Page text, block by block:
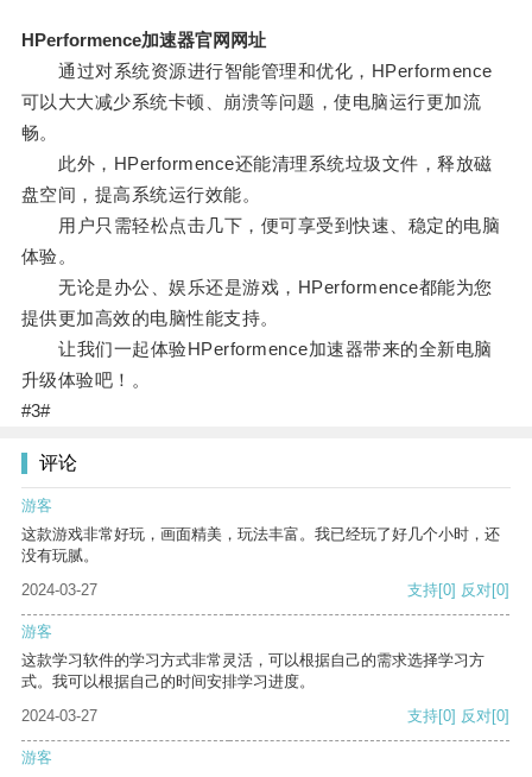
HPerformence加速器官网网址
通过对系统资源进行智能管理和优化，HPerformence
可以大大减少系统卡顿、崩溃等问题，使电脑运行更加流
畅。
此外，HPerformence还能清理系统垃圾文件，释放磁
盘空间，提高系统运行效能。
用户只需轻松点击几下，便可享受到快速、稳定的电脑
体验。
无论是办公、娱乐还是游戏，HPerformence都能为您
提供更加高效的电脑性能支持。
让我们一起体验HPerformence加速器带来的全新电脑
升级体验吧！。
#3#
评论
游客
这款游戏非常好玩，画面精美，玩法丰富。我已经玩了好几个小时，还
没有玩腻。
2024-03-27
支持[0] 反对[0]
游客
这款学习软件的学习方式非常灵活，可以根据自己的需求选择学习方
式。我可以根据自己的时间安排学习进度。
2024-03-27
支持[0] 反对[0]
游客